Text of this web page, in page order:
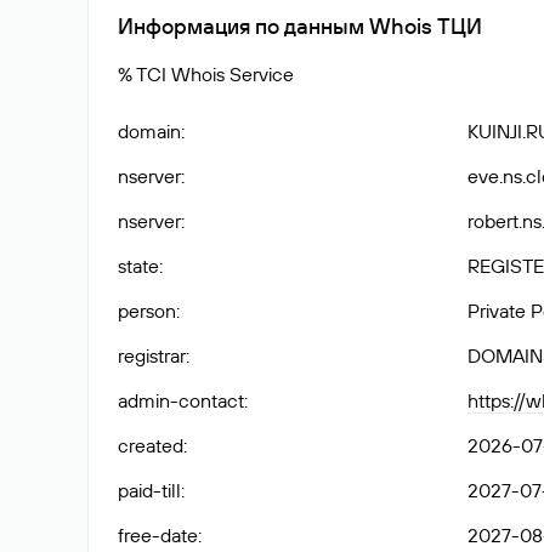
Информация по данным Whois ТЦИ
% TCI Whois Service
domain:
nserver:
nserver:
state:
person:
Private
registrar:
admin-contact:
https://
created:
2026-
paid-till:
2027-
free-date: 2027-